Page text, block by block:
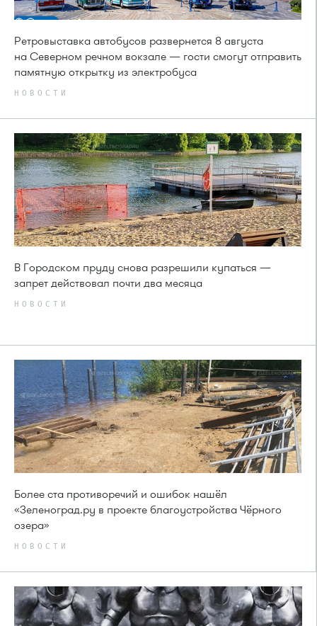
Ретровыставка автобусов развернется 8 августа
на Северном речном вокзале — гости смогут отправить
памятную открытку из электробуса
НОВОСТИ
В Городском пруду снова разрешили купаться —
запрет действовал почти два месяца
НОВОСТИ
Более ста противоречий и ошибок нашёл
«Зеленоград.ру в проекте благоустройства Чёрного
озера»
НОВОСТИ